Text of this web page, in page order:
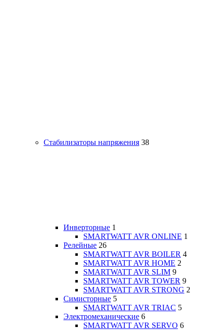
Стабилизаторы напряжения 38
Инверторные 1
SMARTWATT AVR ONLINE 1
Релейные 26
SMARTWATT AVR BOILER 4
SMARTWATT AVR HOME 2
SMARTWATT AVR SLIM 9
SMARTWATT AVR TOWER 9
SMARTWATT AVR STRONG 2
Симисторные 5
SMARTWATT AVR TRIAC 5
Электромеханические 6
SMARTWATT AVR SERVO 6